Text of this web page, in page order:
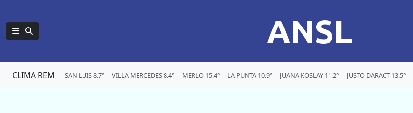
ANSL
CLIMA REM SAN LUIS 8.7° VILLA MERCEDES 8.4° MERLO 15.4° LA PUNTA 10.9° JUANA KOSLAY 11.2° JUSTO DARACT 13.5°